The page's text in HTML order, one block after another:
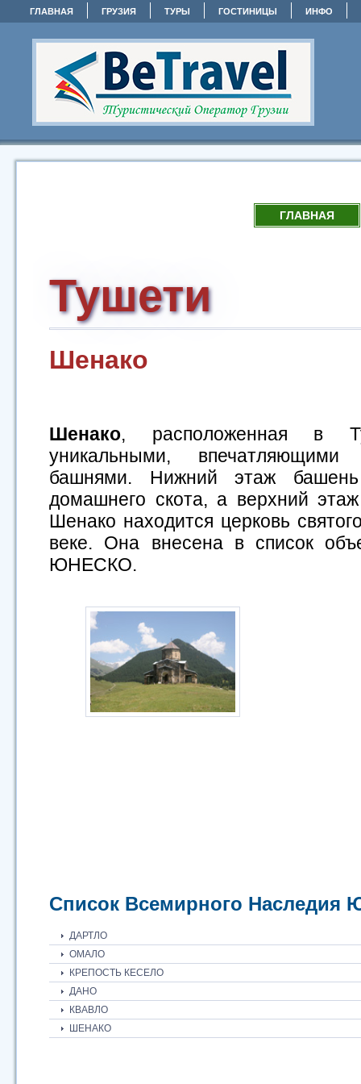
ГЛАВНАЯ ГРУЗИЯ ТУРЫ ГОСТИНИЦЫ ИНФО
ГЛАВНАЯ
Тушети
Шенако
Шенако, расположенная в
уникальными,
башнями. Нижний этаж
домашнего скота, а верхний
Шенако находится церковь
веке. Она внесена в список
ЮНЕСКО.
Список Всемирного Наследия
ДАРТЛО
ОМАЛО
КРЕПОСТЬ КЕСЕЛО
ДАНО
КВАВЛО
ШЕНАКО